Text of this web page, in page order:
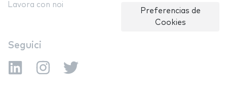
Lavora con noi
Preferencias de
Cookies
Seguici